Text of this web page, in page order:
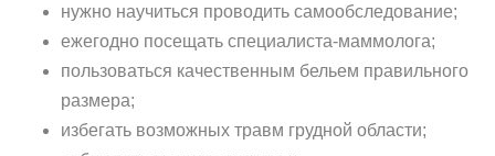
нужно научиться проводить самообследование;
ежегодно посещать специалиста-маммолога;
пользоваться качественным бельем правильного
размера;
избегать возможных травм грудной области;